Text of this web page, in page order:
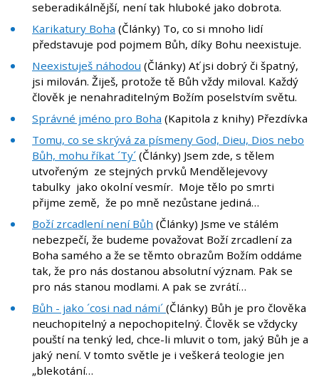
seberadikálnější, není tak hluboké jako dobrota.
Karikatury Boha (Články) To, co si mnoho lidí
představuje pod pojmem Bůh, díky Bohu neexistuje.
Neexistuješ náhodou (Články) Ať jsi dobrý či špatný,
jsi milován. Žiješ, protože tě Bůh vždy miloval. Každý
člověk je nenahraditelným Božím poselstvím světu.
Správné jméno pro Boha (Kapitola z knihy) Přezdívka
Tomu, co se skrývá za písmeny God, Dieu, Dios nebo
Bůh, mohu říkat ´Ty´ (Články) Jsem zde, s tělem
utvořeným ze stejných prvků Mendělejevovy
tabulky jako okolní vesmír. Moje tělo po smrti
přijme země, že po mně nezůstane jediná…
Boží zrcadlení není Bůh (Články) Jsme ve stálém
nebezpečí, že budeme považovat Boží zrcadlení za
Boha samého a že se těmto obrazům Božím oddáme
tak, že pro nás dostanou absolutní význam. Pak se
pro nás stanou modlami. A pak se zvrátí…
Bůh - jako ´cosi nad námi´ (Články) Bůh je pro člověka
neuchopitelný a nepochopitelný. Člověk se vždycky
pouští na tenký led, chce-li mluvit o tom, jaký Bůh je a
jaký není. V tomto světle je i veškerá teologie jen
„blekotání…